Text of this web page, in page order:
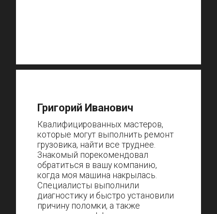
Григорий Иванович
Квалифицированных мастеров,
которые могут выполнить ремонт
грузовика, найти все труднее.
Знакомый порекомендовал
обратиться в вашу компанию,
когда моя машина накрылась.
Специалисты выполнили
диагностику и быстро установили
причину поломки, а также